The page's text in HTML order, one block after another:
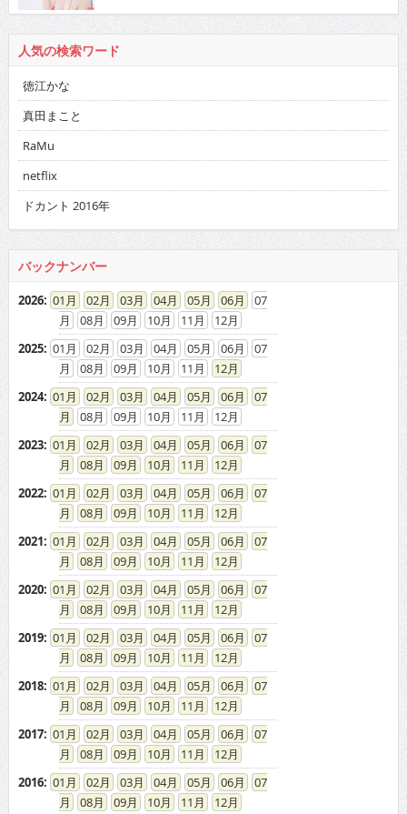
人気の検索ワード
徳江かな
真田まこと
RaMu
netflix
ドカント 2016年
バックナンバー
2026: 01 02 03 04 05 06
07
08
09 10 11
12
2025: 01 02 03 04 05 06
07
08
09 10 11
12
2024: 01 02 03 04 05 06
07
08
09 10 11
12
2023: 01 02 03 04 05 06
07
08
09 10 11
12
2022: 01 02 03 04 05 06
07
08
09 10 11
12
2021: 01 02 03 04 05 06
07
08
09 10 11
12
2020: 01 02 03 04 05 06
07
08
09 10 11
12
2019: 01 02 03 04 05 06
07
08
09 10 11
12
2018: 01 02 03 04 05 06
07
08
09 10 11
12
2017: 01 02 03 04 05 06
07
08
09 10 11
12
2016: 01 02 03 04 05 06
07
08
09 10 11
12